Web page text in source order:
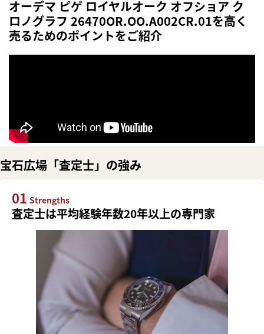
オーデマ ピゲ ロイヤルオーク オフショア ク
ロノグラフ 26470OR.OO.A002CR.01を高く
売るためのポイントをご紹介
宝石広場「査定士」の強み
01 Strengths
査定士は平均経験年数20年以上の専門家